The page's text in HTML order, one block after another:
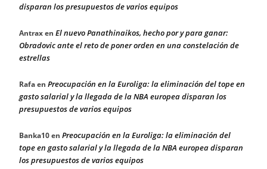
disparan los presupuestos de varios equipos
Antraxen El nuevo Panathinaikos, hecho por y para ganar:
Obradovic ante el reto de poner orden en una constelación de
estrellas
Rafaen Preocupación en la Euroliga: la eliminación del tope en
gasto salarial y la llegada de la NBA europea disparan los
presupuestos de varios equipos
Banka10en Preocupación en la Euroliga: la eliminación del
tope en gasto salarial y la llegada de la NBA europea disparan
los presupuestos de varios equipos